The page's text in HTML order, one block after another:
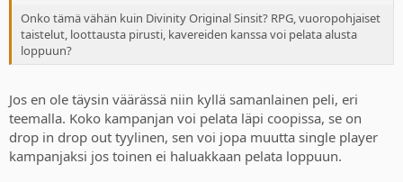
Onko tämä vähän kuin Divinity Original Sinsit? RPG, vuoropohjaiset
taistelut, loottausta pirusti, kavereiden kanssa voi pelata alusta
loppuun?
Jos en ole täysin väärässä niin kyllä samanlainen peli, eri
teemalla. Koko kampanjan voi pelata läpi coopissa, se on
drop in drop out tyylinen, sen voi jopa muutta single player
kampanjaksi jos toinen ei haluakkaan pelata loppuun.